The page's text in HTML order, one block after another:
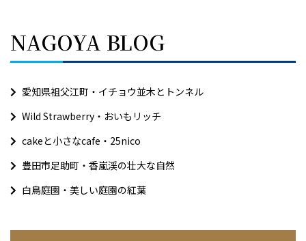
NAGOYA BLOG
愛知県祖父江町・イチョウ並木とトンネル
Wild Strawberry・おいもリッチ
cakeと小さなcafe・25nico
豊田市足助町・香嵐渓の壮大な自然
白鳥庭園・美しい庭園の紅葉